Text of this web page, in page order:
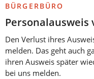
BÜRGERBÜRO
Den Verlust ihres
melden. Das geht auch
ihren Ausweis später
bei uns melden.